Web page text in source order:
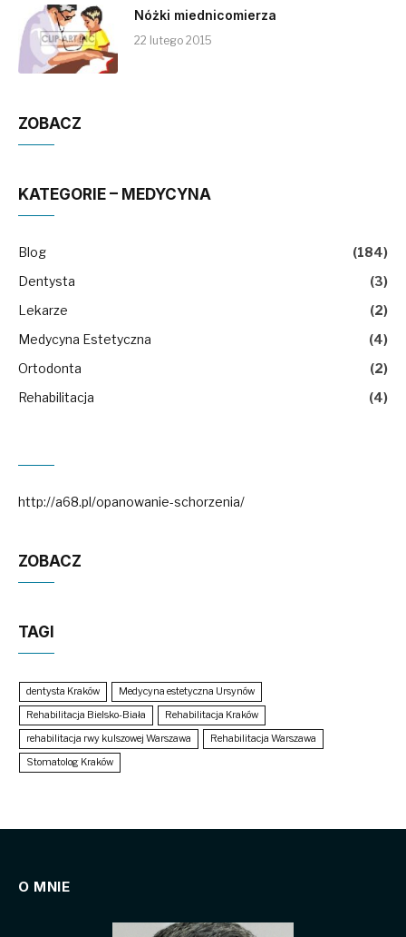
Nóżki miednicomierza
22 lutego 2015
ZOBACZ
KATEGORIE – MEDYCYNA
Blog
(184)
Dentysta
(3)
Lekarze
(2)
Medycyna Estetyczna
(4)
Ortodonta
(2)
Rehabilitacja
(4)
http://a68.pl/opanowanie-schorzenia/
ZOBACZ
TAGI
dentysta Kraków
Medycyna estetyczna Ursynów
Rehabilitacja Bielsko-Biała
Rehabilitacja Kraków
rehabilitacja rwy kulszowej Warszawa
Rehabilitacja Warszawa
Stomatolog Kraków
O MNIE